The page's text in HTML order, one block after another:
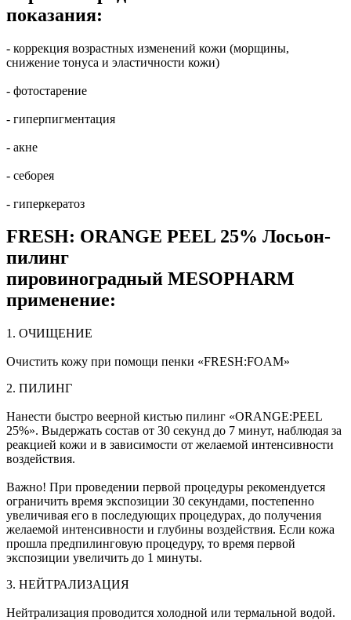
показания:
- коррекция возрастных изменений кожи (морщины,
снижение тонуса и эластичности кожи)
- фотостарение
- гиперпигментация
- акне
- себорея
- гиперкератоз
FRESH: ORANGE PEEL 25% Лосьон-
пилинг
пировиноградный MESOPHARM
применение:
1. ОЧИЩЕНИЕ
Очистить кожу при помощи пенки «FRESH:FOAM»
2. ПИЛИНГ
Нанести быстро веерной кистью пилинг «ORANGE:PEEL
25%». Выдержать состав от 30 секунд до 7 минут, наблюдая за
реакцией кожи и в зависимости от желаемой интенсивности
воздействия.
Важно! При проведении первой процедуры рекомендуется
ограничить время экспозиции 30 секундами, постепенно
увеличивая его в последующих процедурах, до получения
желаемой интенсивности и глубины воздействия. Если кожа
прошла предпилинговую процедуру, то время первой
экспозиции увеличить до 1 минуты.
3. НЕЙТРАЛИЗАЦИЯ
Нейтрализация проводится холодной или термальной водой.